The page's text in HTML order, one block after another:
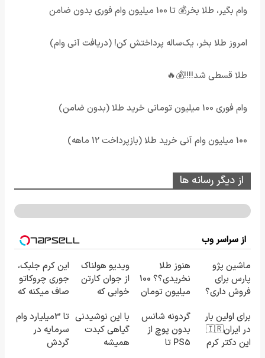
وام بگیر، طلا بخر💰 تا 100 میلیون وام فوری بدون ضامن
امروز طلا بخر، یک‌ساله پرداختش کن! (دریافت آنی وام)
طلا قسطی شد!!!!💰🔥
وام فوری 100 میلیون تومانی خرید طلا (بدون ضامن)
100 میلیون وام آنی خرید طلا (بازپرداخت 12 ماهه)
از دیگر رسانه ها
از سراسر وب
ماشین پژو
پارس برای
فروش داری؟
بفروشش
هنوز طلا
نخریدی؟؟ 100
میلیون تومان
ویدیو هولناک
از جوان کارتن
خوابی که
آموزش رایگان
این کرم جلبک،
جوری چروکاتو
صاف میکنه که
کردی!(تخفیف
ویژه)
برای اولین بار
در ایران🇮🇷
این دکتر کرم
گردونه شانس
بدون پوچ از
PS5 تا
با این نوشیدنی
گیاهی کبدت
همیشه
تا 3میلیارد وام
سرمایه در
گردش